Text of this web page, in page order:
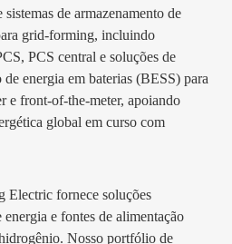
de armazenamento de
grid-forming, incluindo
PCS central e soluções de
de energia em baterias (BESS) para
e front-of-the-meter, apoiando
global em curso com
Electric fornece soluções
e fontes de alimentação
Nosso portfólio de